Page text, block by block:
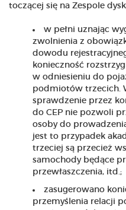
toczącej się na Zespole
w pełni uznając
zwolnienia z
dowodu
konieczność
w odniesieniu do
podmiotów trzecich.
sprawdzenie przez
do CEP nie pozwoli
osoby do
jest to przypadek
trzeciej są przecież
samochody będące
przewłaszczenia, itd.;
zasugerowano
przemyślenia relacji